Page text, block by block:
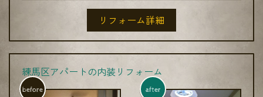
リフォーム詳細
練馬区アパートの内装リフォーム
before after